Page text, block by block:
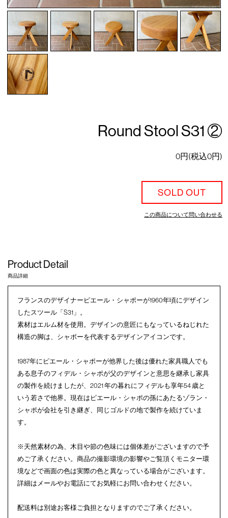
Round Stool S31 ②
0円(税込0円)
SOLD OUT
この商品について問い合わせる
Product Detail
商品詳細
フランスのデザイナーピエール・シャポーが1960年頃にデザイン
したスツール「S31」。
素材はエルム材を使用。デザインの意匠にもなっているねじれた
構造の脚は、シャポーを代表するデザインアイコンです。
1987年にピエール・シャポーが他界した後は優れた家具職人でも
ある息子のフィデル・シャポが父のデザインと意思を継承し家具
の製作を続けましたが、2021 年の暮れにフィデルも享年54 歳と
いう若さで他界。現在はピエール・シャポの孫にあたるゾラン・
シャポが会社を引き継ぎ、同じゴルドの地で製作を続けていま
す。
※天然素材の為、木目や節の色味には個体差がございますので予
めご了承ください。商品の撮影環境の影響やご覧頂くモニター環
境などで画面の色は実際の色と異なっている場合がございます。
詳細はメールやお電話にてお気軽にお問い合わせください。
配送料は別途お客様ご負担となりますのでご了承ください。